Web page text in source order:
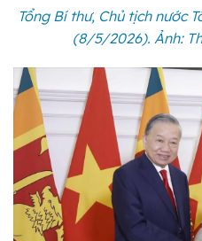
Tổng Bí thư, Chủ tịch nước
(8/5/2026). Ảnh: